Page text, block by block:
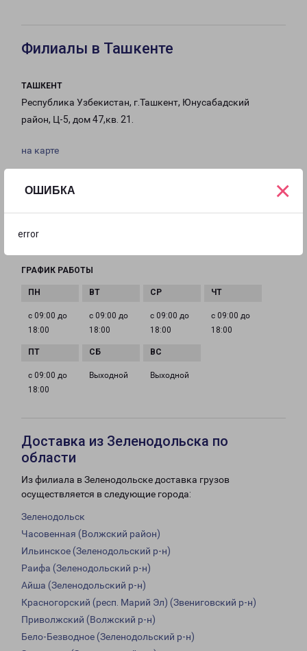
ОШИБКА
error
×
Филиалы в Ташкенте
ТАШКЕНТ
Республика Узбекистан, г.Ташкент, Юнусабадский
район, Ц-5, дом 47,кв. 21.
на карте
+998-555-080-080
tashkent@pecom.ru
ГРАФИК РАБОТЫ
с 09:00 до
18:00
с 09:00 до
18:00
с 09:00 до
18:00
с 09:00 до
18:00
с 09:00 до
18:00
Выходной Выходной
Доставка из Зеленодольска по
области
Из филиала в Зеленодольске доставка грузов
осуществляется в следующие города:
Зеленодольск
Часовенная (Волжский район)
Ильинское (Зеленодольский р-н)
Раифа (Зеленодольский р-н)
Айша (Зеленодольский р-н)
Красногорский (респ. Марий Эл) (Звениговский р-н)
Приволжский (Волжский р-н)
Бело-Безводное (Зеленодольский р-н)